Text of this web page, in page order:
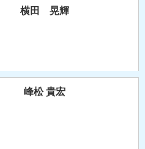
横田 晃輝
峰松 貴宏